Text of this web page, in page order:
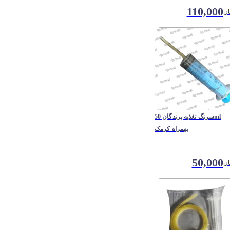
110,000
سرنگ تغذیه پرندگان 50ml
بهمراه کرمک
50,000